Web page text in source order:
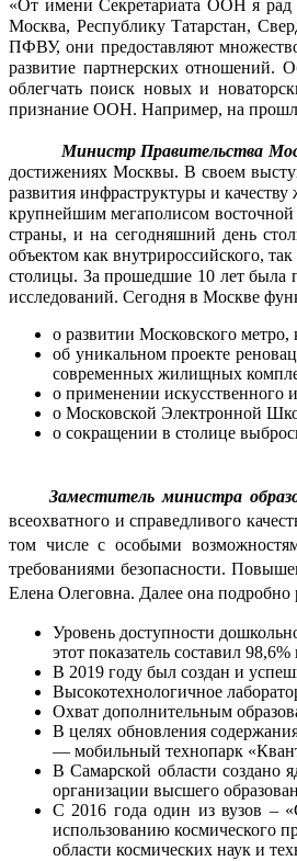
«От имени Секретариата ООН я
Москва, Республику Татарстан,
ПФВУ, они предоставляют
развитие партнерских отношений.
облегчать поиск новых и
признание ООН. Например, на
Министр Правительства
достижениях Москвы. В своем
развития инфраструктуры и
крупнейшим мегаполисом
страны, и на сегодняшний день
объектом как внутрироссийского,
столицы. За прошедшие 10 лет была
исследований. Сегодня в Москве
о развитии Московского
об уникальном проекте
современных жилищных
о применении искусственного
о Московской Электронной
о сокращении в столице
Заместитель министра
всеохватного и справедливого
том числе с особыми
требованиями безопасности.
Елена Олеговна. Далее она
Уровень доступности
этот показатель составил
В 2019 году был создан и
Высокотехнологичное
Охват дополнительным
В целях обновления
— мобильный технопарк
В Самарской области создано
организации высшего
С 2016 года один из вузов –
использованию космического
области космических наук и